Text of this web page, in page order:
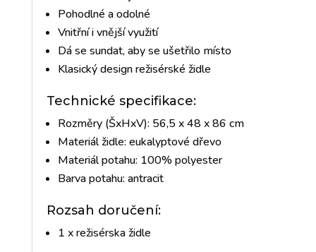
Pohodlné a odolné
Vnitřní i vnější využití
Dá se sundat, aby se ušetřilo místo
Klasický design režisérské židle
Technické specifikace:
Rozměry (ŠxHxV): 56,5 x 48 x 86 cm
Materiál židle: eukalyptové dřevo
Materiál potahu: 100% polyester
Barva potahu: antracit
Rozsah doručení:
1 x režisérska židle